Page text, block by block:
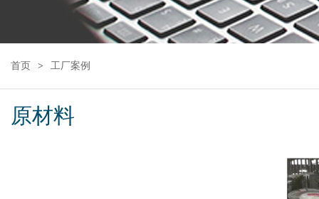
首页 工厂案例
原材料